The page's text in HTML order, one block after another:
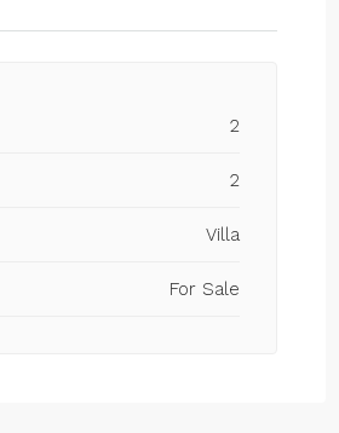
2
2
Villa
For Sale